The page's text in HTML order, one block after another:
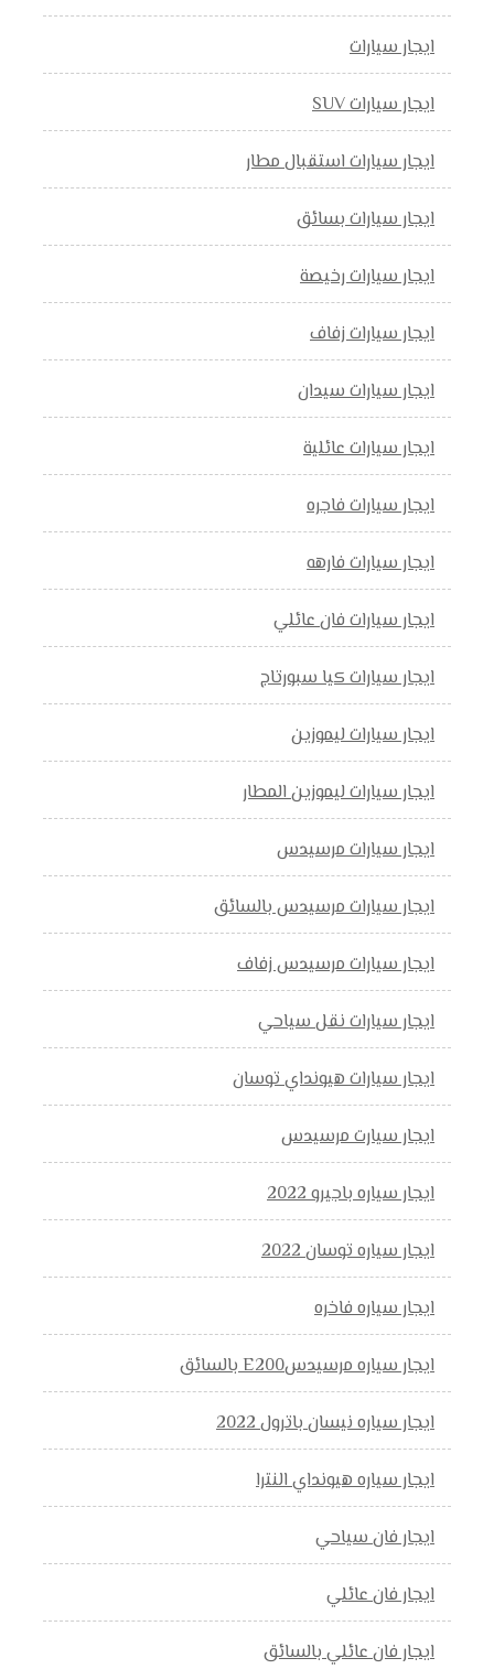
ايجار سيارات
ايجار سيارات SUV
ايجار سيارات استقبال مطار
ايجار سيارات بسائق
ايجار سيارات رخيصة
ايجار سيارات زفاف
ايجار سيارات سيدان
ايجار سيارات عائلية
ايجار سيارات فاجره
ايجار سيارات فارهه
ايجار سيارات فان عائلي
ايجار سيارات كيا سبورتاج
ايجار سيارات ليموزين
ايجار سيارات ليموزين المطار
ايجار سيارات مرسيدس
ايجار سيارات مرسيدس بالسائق
ايجار سيارات مرسيدس زفاف
ايجار سيارات نقل سياحي
ايجار سيارات هيونداي توسان
ايجار سيارت مرسيدس
ايجار سياره باجيرو 2022
ايجار سياره توسان 2022
ايجار سياره فاخره
ايجار سياره مرسيدسE200 بالسائق
ايجار سياره نيسان باترول 2022
ايجار سياره هيونداي النترا
ايجار فان سياحي
ايجار فان عائلي
ايجار فان عائلي بالسائق